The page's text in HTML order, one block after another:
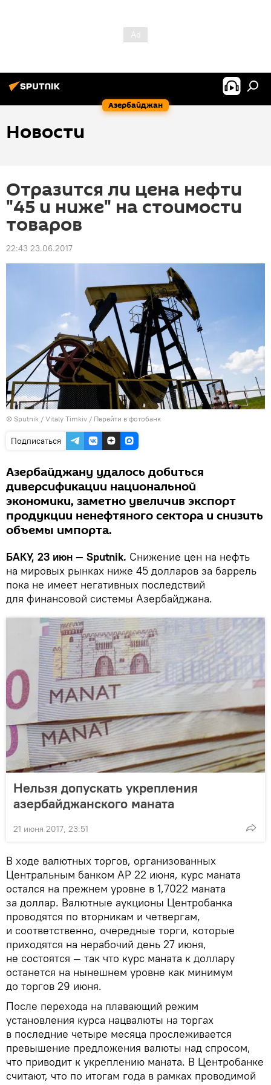
Азербайджан
Новости
Отразится ли цена нефти
"45 и ниже" на стоимости
товаров
22:43 23.06.2017
© Sputnik / Vitaly Timkiv / Перейти в фотобанк
Подписаться
Азербайджану удалось добиться
диверсификации национальной
экономики, заметно увеличив экспорт
продукции ненефтяного сектора и снизить
объемы импорта.
БАКУ, 23 июн — Sputnik. Снижение цен на нефть
на мировых рынках ниже 45 долларов за баррель
пока не имеет негативных последствий
для финансовой системы Азербайджана.
Нельзя допускать укрепления
азербайджанского маната
21 июня 2017, 23:51
В ходе валютных торгов, организованных
Центральным банком АР 22 июня, курс маната
остался на прежнем уровне в 1,7022 маната
за доллар. Валютные аукционы Центробанка
проводятся по вторникам и четвергам,
и соответственно, очередные торги, которые
приходятся на нерабочий день 27 июня,
не состоятся — так что курс маната к доллару
останется на нынешнем уровне как минимум
до торгов 29 июня.
После перехода на плавающий режим
установления курса нацвалюты на торгах
в последние четыре месяца прослеживается
превышение предложения валюты над спросом,
что приводит к укреплению маната. В Центробанке
считают, что по итогам года в рамках проводимой